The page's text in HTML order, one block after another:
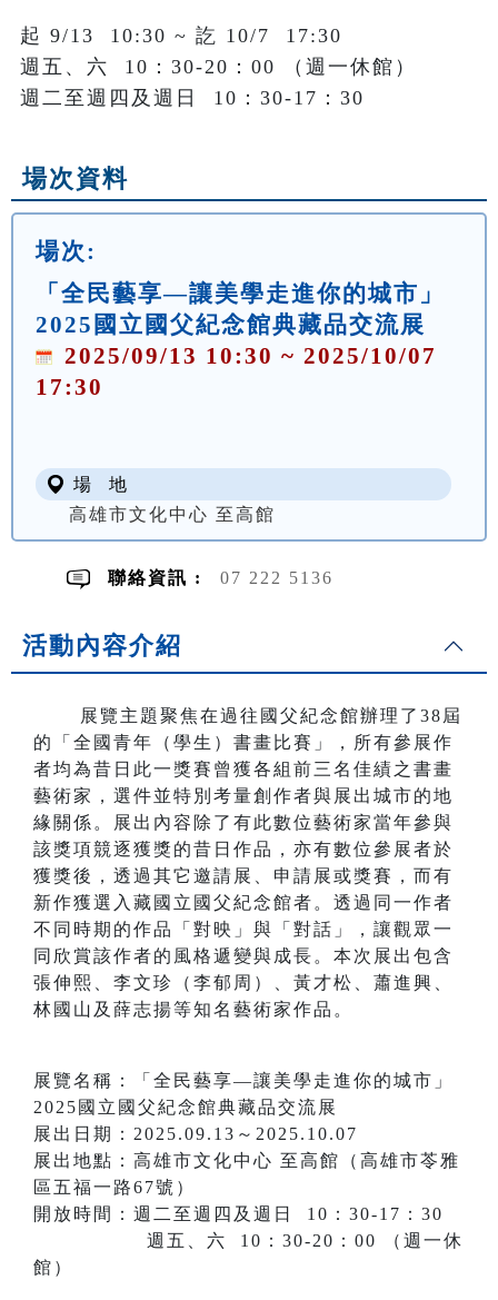
起 9/13  10:30 ~ 訖 10/7  17:30
週五、六  10：30-20：00 （週一休館）
場次資料
場次:
「全民藝享—讓美學走進你的城市」
2025國立國父紀念館典藏品交流展
2025/09/13 10:30 ~ 2025/10/07
17:30
場 地
高雄市文化中心 至高館
聯絡資訊 : 07 222 5136
活動內容介紹
展覽主題聚焦在過往國父紀念館辦理了38屆
的「全國青年（學生）書畫比賽」，所有參展作
者均為昔日此一獎賽曾獲各組前三名佳績之書畫
藝術家，選件並特別考量創作者與展出城市的地
緣關係。展出內容除了有此數位藝術家當年參與
該獎項競逐獲獎的昔日作品，亦有數位參展者於
獲獎後，透過其它邀請展、申請展或獎賽，而有
新作獲選入藏國立國父紀念館者。透過同一作者
不同時期的作品「對映」與「對話」，讓觀眾一
同欣賞該作者的風格遞變與成長。本次展出包含
張伸熙、李文珍（李郁周）、黃才松、蕭進興、
林國山及薛志揚等知名藝術家作品。
展覽名稱：「全民藝享—讓美學走進你的城市」
2025國立國父紀念館典藏品交流展
展出日期：2025.09.13～2025.10.07
展出地點：高雄市文化中心 至高館（高雄市苓雅
區五福一路67號）
開放時間：週二至週四及週日 10：30-17：30
週五、六 10：30-20：00 （週一休
館）